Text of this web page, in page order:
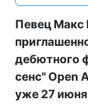
Певец Макс
дебютного
сенс" Open
уже 27 июня